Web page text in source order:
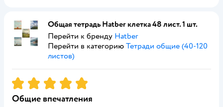
Общая тетрадь Hatber клетка 48 лист. 1 шт.
Перейти к бренду Hatber
Перейти в категорию Тетради общие (40-120
листов)
Рейтинг:5
Общие впечатления